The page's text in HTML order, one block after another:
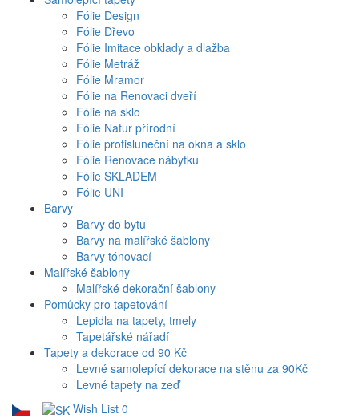
Fólie Design
Fólie Dřevo
Fólie Imitace obklady a dlažba
Fólie Metráž
Fólie Mramor
Fólie na Renovaci dveří
Fólie na sklo
Fólie Natur přírodní
Fólie protisluneční na okna a sklo
Fólie Renovace nábytku
Fólie SKLADEM
Fólie UNI
Barvy
Barvy do bytu
Barvy na malířské šablony
Barvy tónovací
Malířské šablony
Malířské dekorační šablony
Pomůcky pro tapetování
Lepidla na tapety, tmely
Tapetářské nářadí
Tapety a dekorace od 90 Kč
Levné samolepící dekorace na stěnu za 90Kč
Levné tapety na zeď
Wish List 0